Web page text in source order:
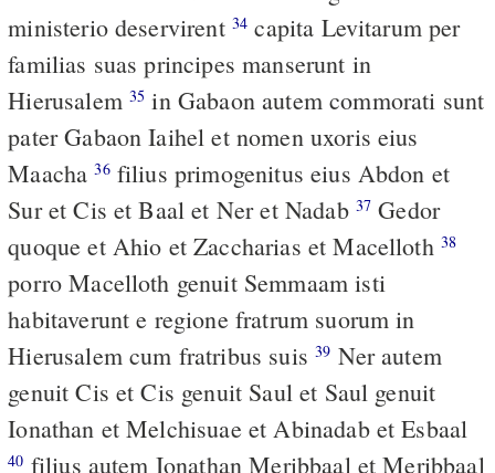
ministerio deservirent 34 capita Levitarum per
familias suas principes manserunt in
Hierusalem 35 in Gabaon autem commorati sunt
pater Gabaon Iaihel et nomen uxoris eius
Maacha36filius primogenitus eius Abdon et
Sur et Cis et Baal et Ner et Nadab 37 Gedor
quoque et Ahio et Zaccharias et Macelloth 38
porro Macelloth genuit Semmaam isti
habitaverunt e regione fratrum suorum in
Hierusalem cum fratribus suis39
genuit Cis et Cis genuit Saul et Saul genuit
Ionathan et Melchisuae et Abinadab et Esbaal
40